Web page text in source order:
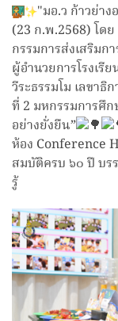
"มอ.ว ก้าวย่า
(23 ก.พ.2568) โ
กรรมการส่งเสริม
ผู้อำนวยการโรงเ
วีระธรรมโม เลขาธิ
ที่ 2 มหกรรมการศึ
อย่างยั่งยืน”
ห้อง Conference
สมบัติครบ ๖๐ ปีบร
รู้